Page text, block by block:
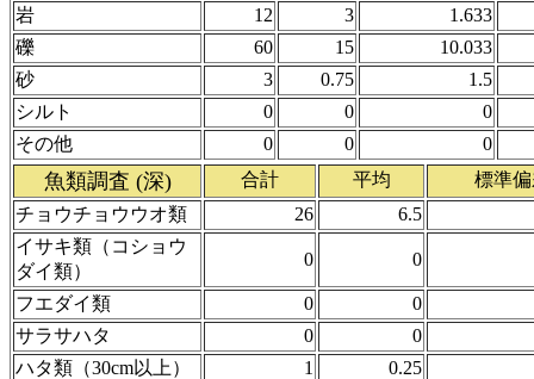
岩
12 3
1.633
礫
60 15
10.033
砂
3 0.75
1.5
シルト
0 0
0
その他
0 0 0
魚類調査 (深) 合計 平均
標準
チョウチョウウオ類
26
6.5
イサキ類（コショウ
ダイ類）
0 0
フエダイ類 0
0
サラサハタ
0
0
ハタ類（30cm以上）
1
0.25